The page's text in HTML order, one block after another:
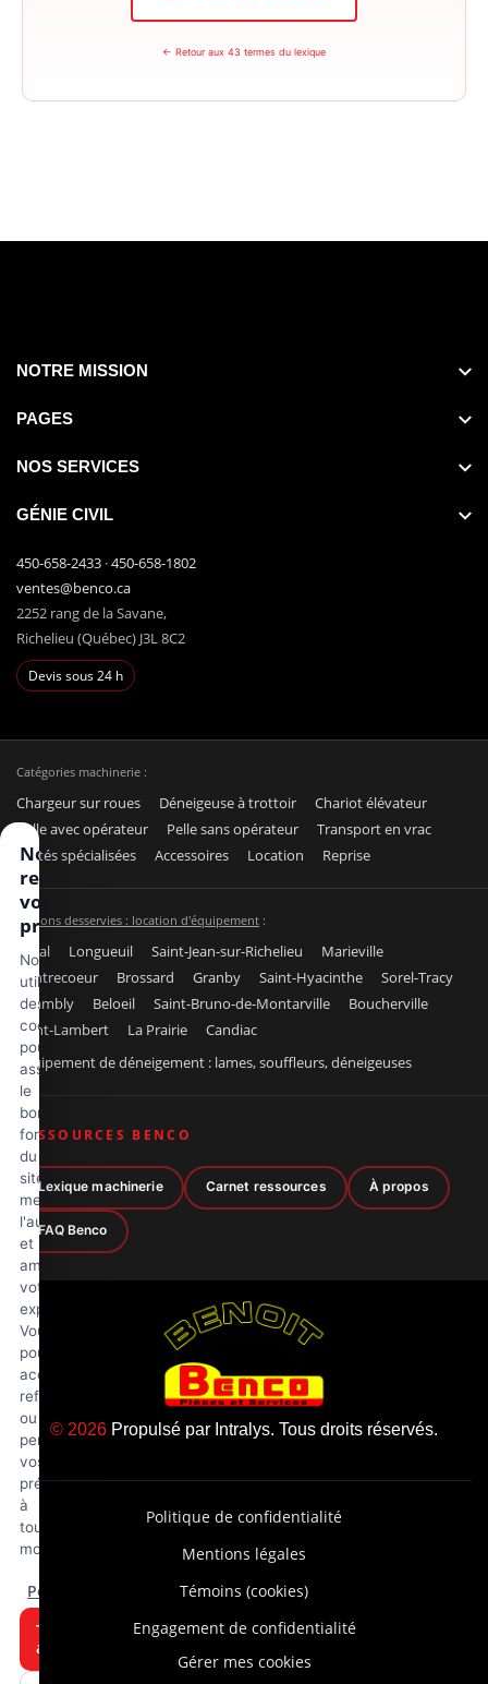
← Retour aux 43 termes du lexique
NOTRE MISSION
PAGES
NOS SERVICES
GÉNIE CIVIL
450-658-2433 ·450-658-1802
ventes@benco.ca
2252 rang de la Savane,
Richelieu (Québec) J3L 8C2
Devis sous 24 h
Catégories machinerie :
Chargeur sur roues Déneigeuse à trottoir
Chariot élévateur
Pelle avec opérateur
Pelle sans opérateur
Transport en vrac
Unités spécialisées
Accessoires Location Reprise
Régions desservies : location d'équipement :
Laval Longueuil Saint-Jean-sur-Richelieu
Marieville
Contrecoeur
Brossard Granby Saint-Hyacinthe
Sorel-Tracy
Chambly
Beloeil Saint-Bruno-de-Montarville
Boucherville
Saint-Lambert
La Prairie
Candiac
Équipement de déneigement : lames, souffleurs, déneigeuses
RESSOURCES BENCO
Lexique machinerie Carnet ressources À propos
FAQ Benco
© 2026 Propulsé par Intralys. Tous droits réservés.
Politique de confidentialité
Mentions légales
Témoins (cookies)
Engagement de confidentialité
Gérer mes cookies
Nous
respectons
votre vie
privée
Nous
utilisons
des
cookies
pour
assurer
le
bon
fonctionnement
du
site,
mesurer
l'audience
et
améliorer
votre
expérience.
Vous
pouvez
accepter,
refuser
ou
personnaliser
vos
préférences
à
tout
moment.
Personnaliser
Tout
accepter